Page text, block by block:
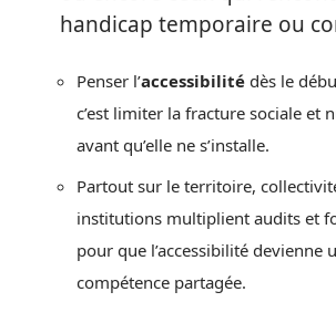
handicap temporaire ou
Penser l’accessibilité dès le
c’est limiter la fracture sociale et
avant qu’elle ne s’installe.
Partout sur le territoire,
institutions multiplient audits et
pour que l’accessibilité devienne
compétence partagée.